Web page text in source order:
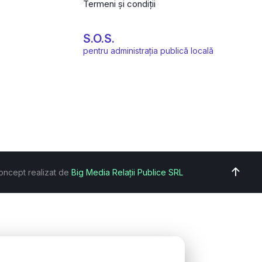
Termeni și condiții
S.O.S.
pentru administrația publică locală
realizat de Big Media Relații Publice SRL